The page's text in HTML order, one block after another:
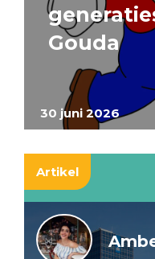
30 juni 2026
Gouda
Artikel